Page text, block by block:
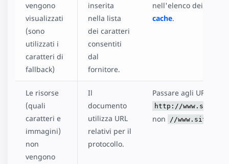
vengono
visualizzati
(sono
utilizzati i
caratteri di
fallback)
inserita
nella lista
dei caratteri
consentiti
dal
fornitore.
nell'elenco dei
cache.
Le risorse
(quali
caratteri e
immagini)
non
vengono
Il
documento
utilizza URL
relativi per il
protocollo.
Passare agli URL
http://
non //